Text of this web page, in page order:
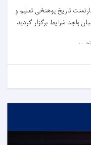
تاریخ پوهنځی تعلیم و
واجد شرایط برگزار گردید.
. .